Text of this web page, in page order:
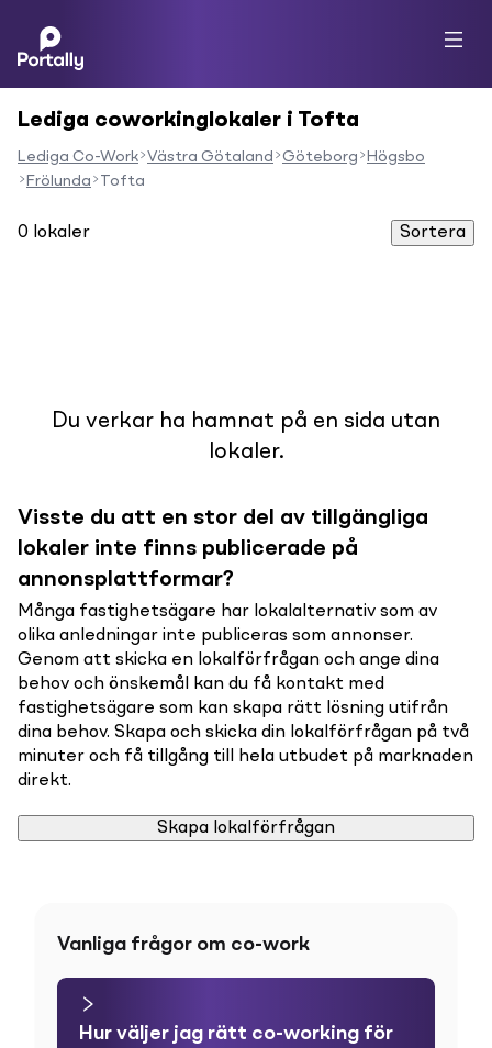
Lediga coworkinglokaler i Tofta
Lediga Co-Work Västra Götaland Göteborg
Högsbo
Frölunda
Tofta
0 lokaler Sortera
Du verkar ha hamnat på en sida utan
lokaler.
Visste du att en stor del av tillgängliga
lokaler inte finns publicerade på
annonsplattformar?
Många fastighetsägare har lokalalternativ som av
olika anledningar inte publiceras som annonser.
Genom att skicka en lokalförfrågan och ange dina
behov och önskemål kan du få kontakt med
fastighetsägare som kan skapa rätt lösning utifrån
dina behov. Skapa och skicka din lokalförfrågan på två
minuter och få tillgång till hela utbudet på marknaden
direkt.
Skapa lokalförfrågan
Vanliga frågor om co-work
Hur väljer jag rätt co-working för